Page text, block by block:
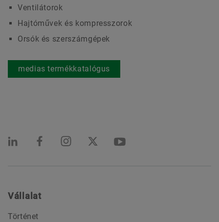
Ventilátorok
Hajtóművek és kompresszorok
Orsók és szerszámgépek
medias termékkatalógus
Vállalat
Történet